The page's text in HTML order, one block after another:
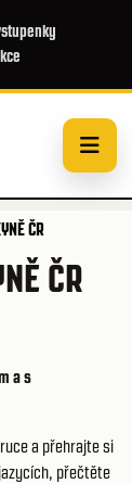
ČR
ČR
a s
a přehrajte si
přečtěte